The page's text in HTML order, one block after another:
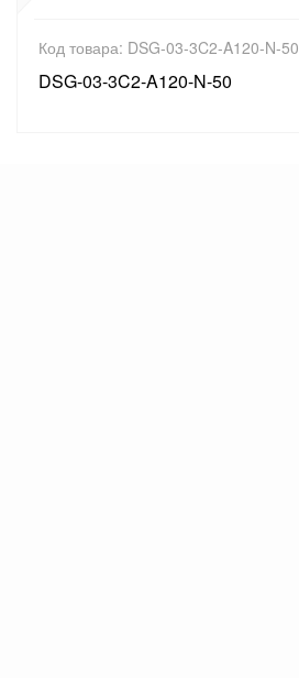
Код товара: DSG-03-3C2-A120-N-50
DSG-03-3C2-A120-N-50